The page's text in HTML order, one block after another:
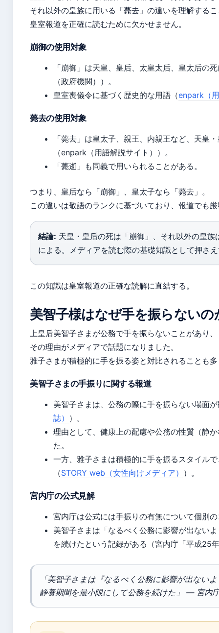
それ以外の皇族に用いる「薨去」の違いを理解する
皇室報道を正確に読むために欠かせません。
崩御の使用対象
「崩御」は天皇、皇后、太皇太后、皇太后の
（政府機関））。
皇室喪儀令に基づく歴史的な用語（enpark（
薨去の使用対象
「薨去」は皇太子、親王、内親王など、天皇
（enpark（用語解説サイト））。
「薨逝」も同義で用いられることがある。
つまり、皇后なら「崩御」、皇太子なら「薨去」。
この違いは敬語のランクに基づいており、報道でも
結論: 天皇・皇后の死は「崩御」、それ以外の皇
による。メディアを読む際の基礎知識として押さ
この知識は皇室報道の正確な読解に直結する。
美智子様はなぜ手を振らないの
上皇后美智子さまが公務で手を振らないことがあり、
その理由がメディアで話題になりました。
雅子さまが積極的に手を振る姿と対比されることも
美智子さまの手振りに関する報道
美智子さまは、公務の際に手を振らない場面
誌） ）。
理由として、健康上の配慮や公務の性質（静
た。
一方、雅子さまは積極的に手を振るスタイル
（STORY web（女性向けメディア） ）。
宮内庁の公式見解
宮内庁は公式には手振りの有無について個別
美智子さまは「なるべく公務に影響が出ない
を続けたという記録がある（宮内庁「平成25
「美智子さまは『なるべく公務に影響が出ない
静養期間を最小限にして公務を続けた」 — 宮内